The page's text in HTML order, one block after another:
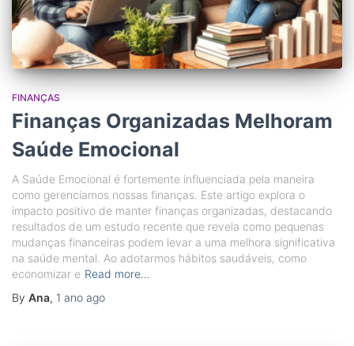
FINANÇAS
Finanças Organizadas Melhoram
Saúde Emocional
A Saúde Emocional é fortemente influenciada pela maneira
como gerenciamos nossas finanças. Este artigo explora o
impacto positivo de manter finanças organizadas, destacando
resultados de um estudo recente que revela como pequenas
mudanças financeiras podem levar a uma melhora significativa
na saúde mental. Ao adotarmos hábitos saudáveis, como
economizar e Read more…
By Ana, 1 ano ago